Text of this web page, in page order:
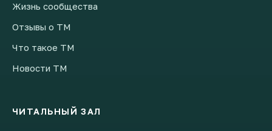
Жизнь сообщества
Отзывы о ТМ
Что такое ТМ
Новости ТМ
ЧИТАЛЬНЫЙ ЗАЛ